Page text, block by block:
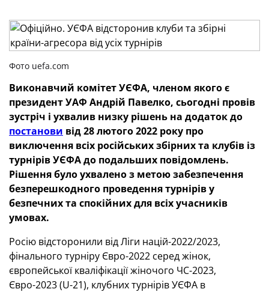
Фото uefa.com
Виконавчий комітет УЄФА, членом якого є
президент УАФ Андрій Павелко, сьогодні провів
зустріч і ухвалив низку рішень на додаток до
постанови від 28 лютого 2022 року про
виключення всіх російських збірних та клубів із
турнірів УЄФА до подальших повідомлень.
Рішення було ухвалено з метою забезпечення
безперешкодного проведення турнірів у
безпечних та спокійних для всіх учасників
умовах.
Росію відсторонили від Ліги націй-2022/2023,
фінального турніру Євро-2022 серед жінок,
європейської кваліфікації жіночого ЧС-2023,
Євро-2023 (U-21), клубних турнірів УЄФА в